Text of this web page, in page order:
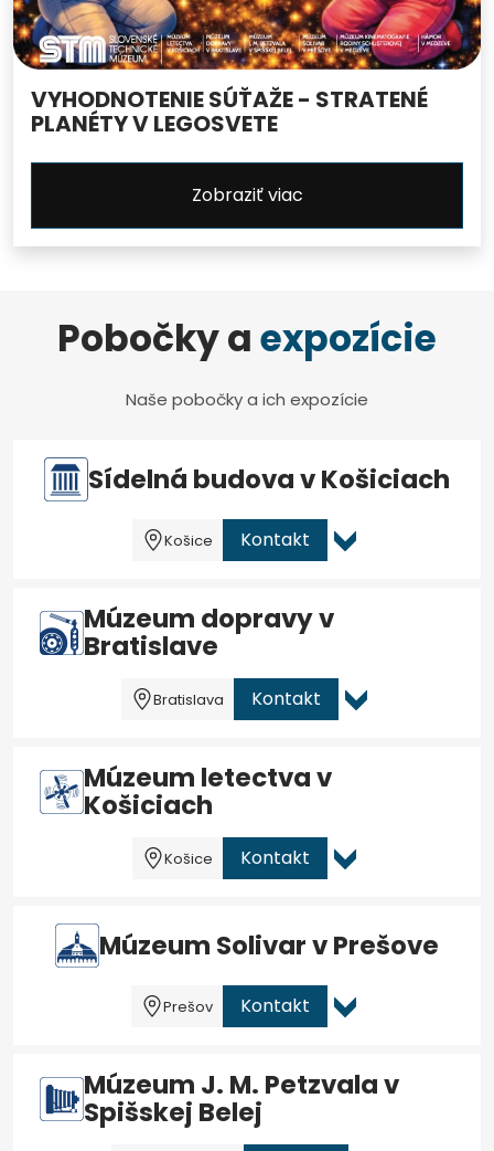
VYHODNOTENIE SÚŤAŽE - STRATENÉ
PLANÉTY V LEGOSVETE
Zobraziť viac
Pobočky aexpozície
Naše pobočky a ich expozície
Sídelná budova v Košiciach
Košice Kontakt
Múzeum dopravy v
Bratislave
Bratislava Kontakt
Múzeum letectva v
Košiciach
Košice Kontakt
Múzeum Solivar v Prešove
Prešov Kontakt
Múzeum J. M. Petzvala v
Spišskej Belej